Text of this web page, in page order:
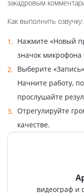
закадровым
Как выполнить озвучку:
Нажмите «Новый
значок микрофона
Выберите
Начните работу,
прослушайте
Отрегулируйте
качестве.
видеограф и